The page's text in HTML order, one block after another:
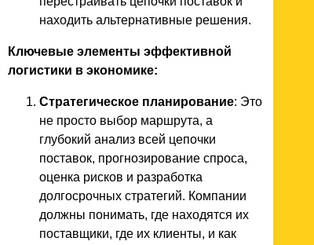
находить альтернативные решения.
Ключевые элементы эффективной
логистики в экономике:
Стратегическое планирование: Это
не просто выбор маршрута, а
глубокий анализ всей цепочки
поставок, прогнозирование спроса,
оценка рисков и разработка
долгосрочных стратегий. Компании
должны понимать, где находятся их
поставщики, где их клиенты, и как